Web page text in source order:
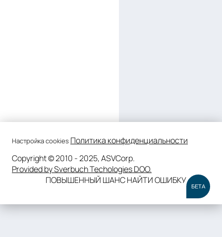
Настройка cookies Политика конфиденциальности
Copyright © 2010 - 2025, ASVCorp.
Provided by Sverbuch Techologies DOO.
ПОВЫШЕННЫЙ ШАНС НАЙТИ ОШИБКУ
БЕТА